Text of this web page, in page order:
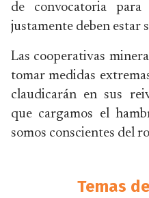
de convocatoria para
justamente deben estar
Las cooperativas
tomar medidas
claudicarán en sus
que cargamos el
somos conscientes del
Temas